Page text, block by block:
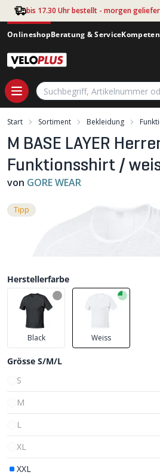
Zum Hauptinhalt springen
bis 17.30 Uhr bestellt - morgen
OnlineshopBeratung & Service
Start Sortiment Bekleidung
M BASE LAYER
Funktionsshirt /
von GORE WEAR
Tipp
Herstellerfarbe
Black Weiss
Grösse S/M/L
S
M
L
XL
XXL